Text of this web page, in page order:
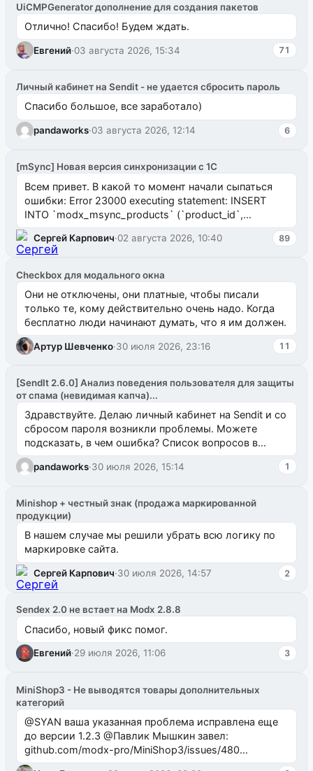
UiCMPGenerator дополнение для создания пакетов
Отлично! Спасибо! Будем ждать.
Евгений·03 августа 2026, 15:34 71
Личный кабинет на Sendit - не удается сбросить пароль
Спасибо большое, все заработало)
pandaworks·03 августа 2026, 12:14 6
[mSync] Новая версия синхронизации с 1С
Всем привет. В какой то момент начали сыпаться
ошибки: Error 23000 executing statement: INSERT
INTO `modx_msync_products` (`product_id`,
`uuid_1c`) VALUES ...
Сергей Карпович·02 августа 2026, 10:40 89
Checkbox для модального окна
Они не отключены, они платные, чтобы писали
только те, кому действительно очень надо. Когда
бесплатно люди начинают думать, что я им должен.
Артур Шевченко·30 июля 2026, 23:16 11
[SendIt 2.6.0] Анализ поведения пользователя для защиты
от спама (невидимая капча)...
Здравствуйте. Делаю личный кабинет на Sendit и со
сбросом пароля возникли проблемы. Можете
подсказать, в чем ошибка? Список вопросов в
одноименном разделе на modx.pro пока пуст, и,...
pandaworks·30 июля 2026, 15:14 1
Minishop + честный знак (продажа маркированной
продукции)
В нашем случае мы решили убрать всю логику по
маркировке сайта.
Сергей Карпович·30 июля 2026, 14:57 2
Sendex 2.0 не встает на Modx 2.8.8
Спасибо, новый фикс помог.
Евгений·29 июля 2026, 11:06 3
MiniShop3 - Не выводятся товары дополнительных
категорий
@SYAN ваша указанная проблема исправлена еще
до версии 1.2.3 @Павлик Мышкин завел:
github.com/modx-pro/MiniShop3/issues/480
github.com/modx-pro/MiniShop3/issues/481Исправим